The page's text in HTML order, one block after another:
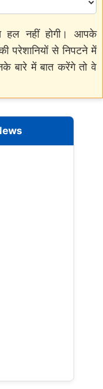
हल नहीं होगी। आपके
परेशानियों से निपटने में
में बात करेंगे तो वे